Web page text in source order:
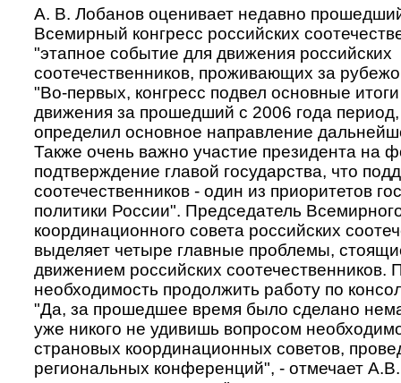
А. В. Лобанов оценивает недавно
Всемирный конгресс российских
"этапное событие для движения российских
соотечественников, проживающих за
"Во-первых, конгресс подвел основные
движения за прошедший с 2006 года
определил основное направление
Также очень важно участие президента на
подтверждение главой государства, что
соотечественников - один из приоритетов
политики России". Председатель
координационного совета российских
выделяет четыре главные проблемы,
движением российских соотечественников.
необходимость продолжить работу по
"Да, за прошедшее время было сделано
уже никого не удивишь вопросом
страновых координационных советов,
региональных конференций", - отмечает